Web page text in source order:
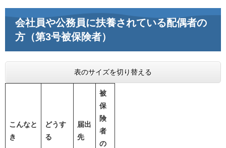
会社員や公務員に扶養されている配偶者の
方（第3号被保険者）
表のサイズを切り替える
こんなと
き
どうす
る
届出
先
被
保
険
者
の